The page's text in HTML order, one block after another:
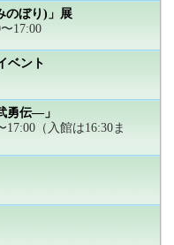
のぼり)」展
17:00
ベント
勇伝―」
（入館は16:30ま